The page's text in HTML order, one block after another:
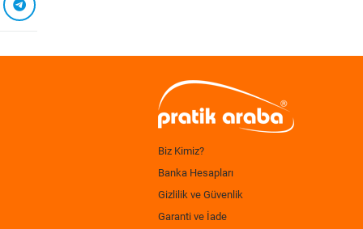
Biz Kimiz?
Banka Hesapları
Gizlilik ve Güvenlik
Garanti ve İade